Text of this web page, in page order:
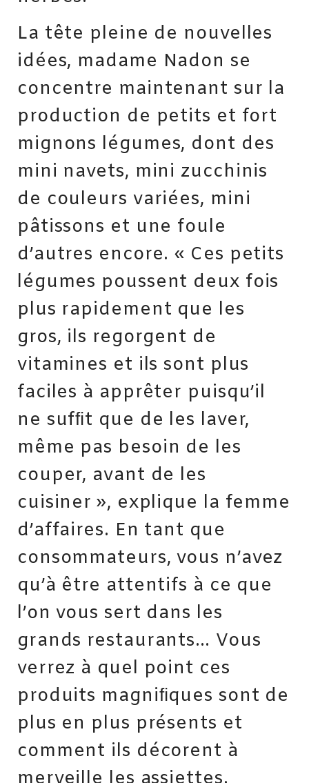
La tête pleine de nouvelles
idées, madame Nadon se
concentre maintenant sur la
production de petits et fort
mignons légumes, dont des
mini navets, mini zucchinis
de couleurs variées, mini
pâtissons et une foule
d’autres encore. « Ces petits
légumes poussent deux fois
plus rapidement que les
gros, ils regorgent de
vitamines et ils sont plus
faciles à apprêter puisqu’il
ne sufﬁt que de les laver,
même pas besoin de les
couper, avant de les
cuisiner », explique la femme
d’affaires. En tant que
consommateurs, vous n’avez
qu’à être attentifs à ce que
l’on vous sert dans les
grands restaurants… Vous
verrez à quel point ces
produits magniﬁques sont de
plus en plus présents et
comment ils décorent à